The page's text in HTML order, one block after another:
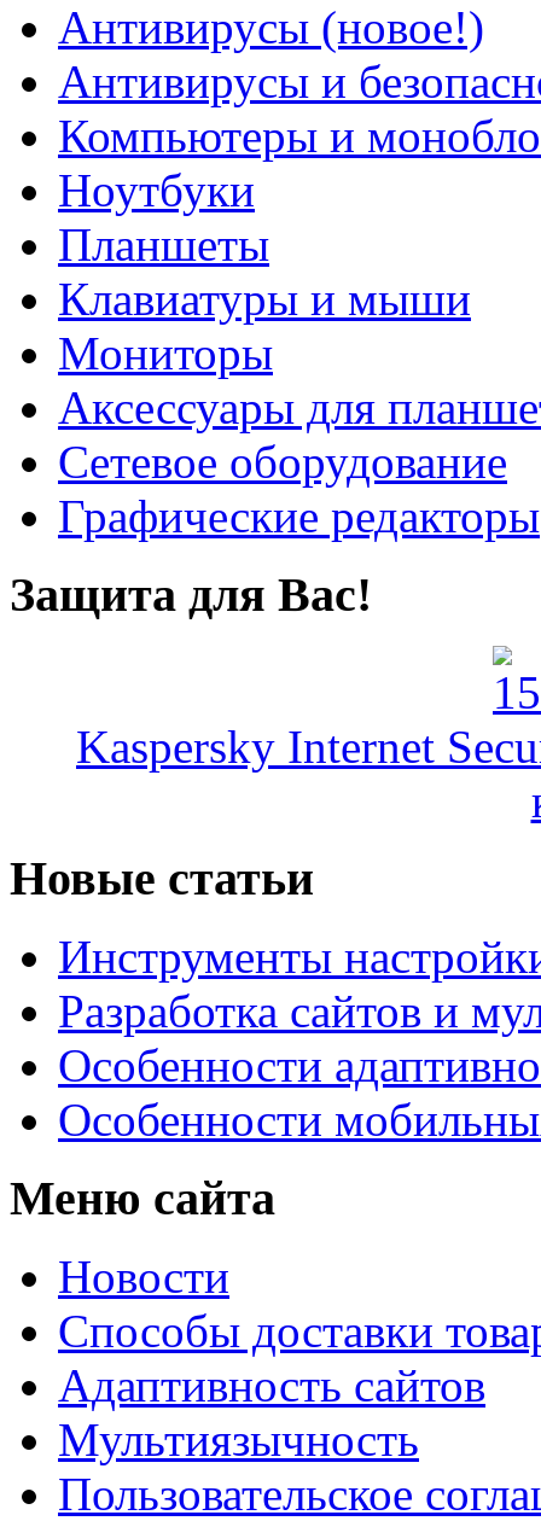
Антивирусы (новое!)
Антивирусы и
Компьютеры и
Ноутбуки
Планшеты
Клавиатуры и мыши
Мониторы
Аксессуары для
Сетевое оборудование
Графические редакторы
Защита для Вас!
Kaspersky Internet
Новые статьи
Инструменты
Разработка сайтов и
Особенности
Особенности
Меню сайта
Новости
Способы доставки
Адаптивность сайтов
Мультиязычность
Пользовательское